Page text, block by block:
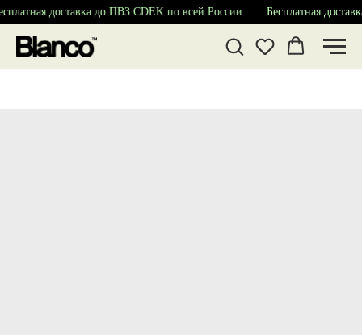
доставка до ПВЗ CDEK по всей России Бесплатная